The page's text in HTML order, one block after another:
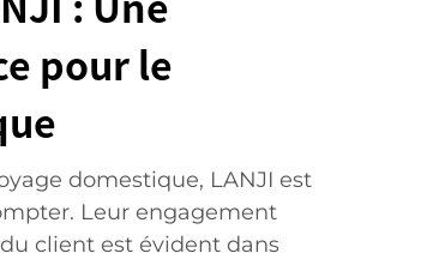
pour le
domestique, LANJI est
Leur engagement
client est évident dans